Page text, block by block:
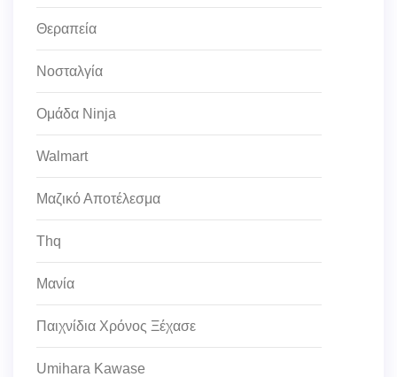
Θεραπεία
Νοσταλγία
Ομάδα Ninja
Walmart
Μαζικό Αποτέλεσμα
Thq
Μανία
Παιχνίδια Χρόνος Ξέχασε
Umihara Kawase